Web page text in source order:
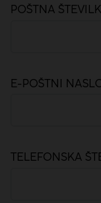
POŠTNA
E-POŠTNI
TELEFONSKA